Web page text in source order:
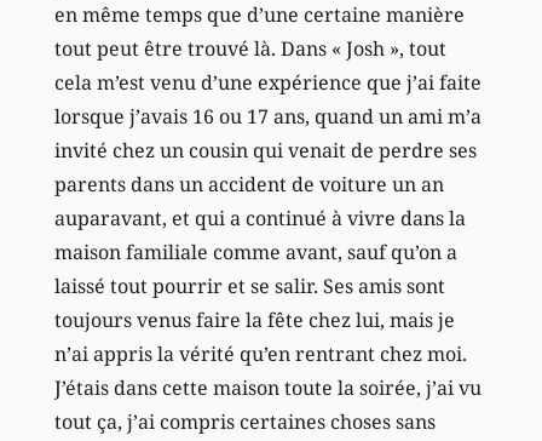
en même temps que d’une certaine manière
tout peut être trouvé là. Dans « Josh », tout
cela m’est venu d’une expérience que j’ai faite
lorsque j’avais 16 ou 17 ans, quand un ami m’a
invité chez un cousin qui venait de perdre ses
parents dans un accident de voiture un an
auparavant, et qui a continué à vivre dans la
maison familiale comme avant, sauf qu’on a
laissé tout pourrir et se salir. Ses amis sont
toujours venus faire la fête chez lui, mais je
n’ai appris la vérité qu’en rentrant chez moi.
J’étais dans cette maison toute la soirée, j’ai vu
tout ça, j’ai compris certaines choses sans